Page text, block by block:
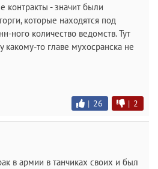
контракты - значит были
которые находятся под
ного количество ведомств. Тут
какому-то главе мухосранска не
| 26 | 2
в армии в танчиках своих и был